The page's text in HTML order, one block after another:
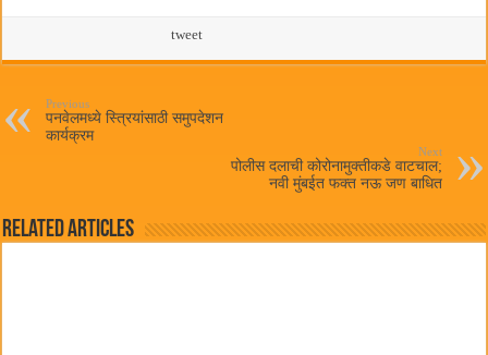
ts
pp
ail
tweet
Previous
पनवेलमध्ये स्त्रियांसाठी समुपदेशन
कार्यक्रम
Next
पोलीस दलाची कोरोनामुक्तीकडे वाटचाल;
नवी मुंबईत फक्त नऊ जण बाधित
Related Articles